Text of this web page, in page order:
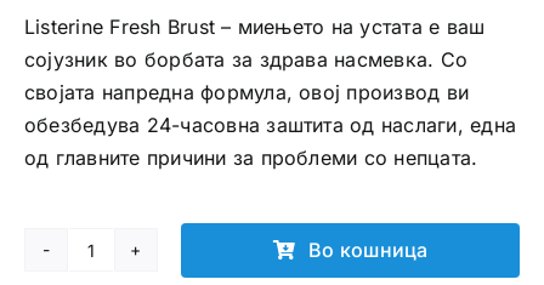
Listerine Fresh Brust – миењето на устата е ваш
сојузник во борбата за здрава насмевка. Со
својата напредна формула, овој производ ви
обезбедува 24-часовна заштита од наслаги, една
од главните причини за проблеми со непцата.
Listerine
Во кошница